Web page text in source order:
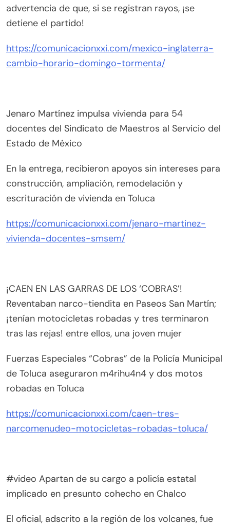
advertencia de que, si se registran rayos, ¡se
detiene el partido!
https://comunicacionxxi.com/mexico-inglaterra-
cambio-horario-domingo-tormenta/
Jenaro Martínez impulsa vivienda para 54
docentes del Sindicato de Maestros al Servicio del
Estado de México
En la entrega, recibieron apoyos sin intereses para
construcción, ampliación, remodelación y
escrituración de vivienda en Toluca
https://comunicacionxxi.com/jenaro-martinez-
vivienda-docentes-smsem/
¡CAEN EN LAS GARRAS DE LOS ‘COBRAS’!
Reventaban narco-tiendita en Paseos San Martín;
¡tenían motocicletas robadas y tres terminaron
tras las rejas! entre ellos, una joven mujer
Fuerzas Especiales “Cobras” de la Policía Municipal
de Toluca aseguraron m4rihu4n4 y dos motos
robadas en Toluca
https://comunicacionxxi.com/caen-tres-
narcomenudeo-motocicletas-robadas-toluca/
#video Apartan de su cargo a policía estatal
implicado en presunto cohecho en Chalco
El oficial, adscrito a la región de los volcanes, fue